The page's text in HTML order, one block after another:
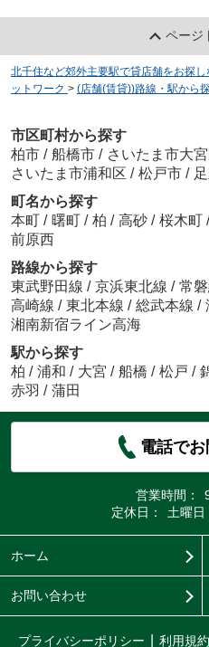
ページ
北千住など郊外主要駅で貸店舗をお探
ットワーク > (店舗(賃貸))路線・駅から
市区町村から探す
柏市 / 船橋市 / さいたま市大
さいたま市浦和区 / 松戸市 /
町名から探す
本町 / 曙町 / 柏 / 高砂 / 桜木町 /
前原西
路線から探す
東武野田線 / 京浜東北線 / 常
高崎線 / 東北本線 / 総武本線 /
湘南新宿ライン高海
駅から探す
柏 / 浦和 / 大宮 / 船橋 / 松戸 /
赤羽 / 蒲田
電話で
営業時間：
定休日：
土曜日
ホーム
お問い合わせ
プライバシーポリシー 利用規約